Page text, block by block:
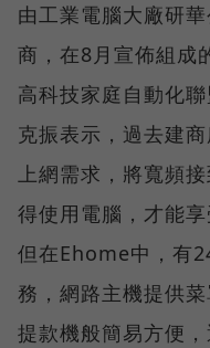
由工業電腦大廠研
商，在8月宣佈組成
高科技家庭自動化
克振表示，過去建
上網需求，將寬頻
得使用電腦，才能享
但在Ehome中，有
務，網路主機提供
提款機般簡易方便